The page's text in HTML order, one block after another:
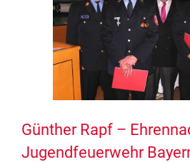
Günther Rapf –
Jugendfeuerwehr